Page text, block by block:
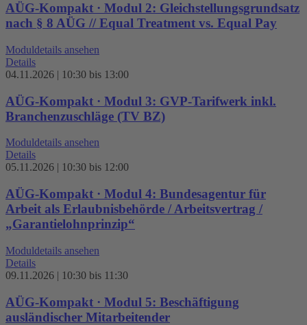
AÜG-Kompakt · Modul 2: Gleichstellungsgrundsatz
nach § 8 AÜG // Equal Treatment vs. Equal Pay
Moduldetails ansehen
Details
04.11.2026 | 10:30 bis 13:00
AÜG-Kompakt · Modul 3: GVP-Tarifwerk inkl.
Branchenzuschläge (TV BZ)
Moduldetails ansehen
Details
05.11.2026 | 10:30 bis 12:00
AÜG-Kompakt · Modul 4: Bundesagentur für
Arbeit als Erlaubnisbehörde / Arbeitsvertrag /
„Garantielohnprinzip“
Moduldetails ansehen
Details
09.11.2026 | 10:30 bis 11:30
AÜG-Kompakt · Modul 5: Beschäftigung
ausländischer Mitarbeitender